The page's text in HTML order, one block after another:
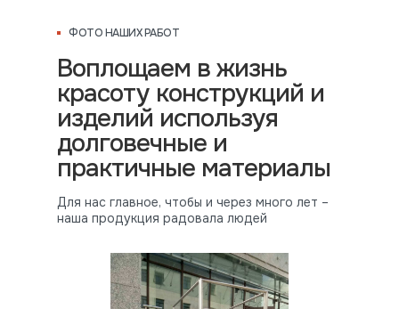
Для нас главное, чтобы и через много лет –
наша продукция радовала людей
Воплощаем в жизнь
красоту конструкций и
изделий используя
долговечные и
практичные материалы
ФОТО НАШИХ РАБОТ